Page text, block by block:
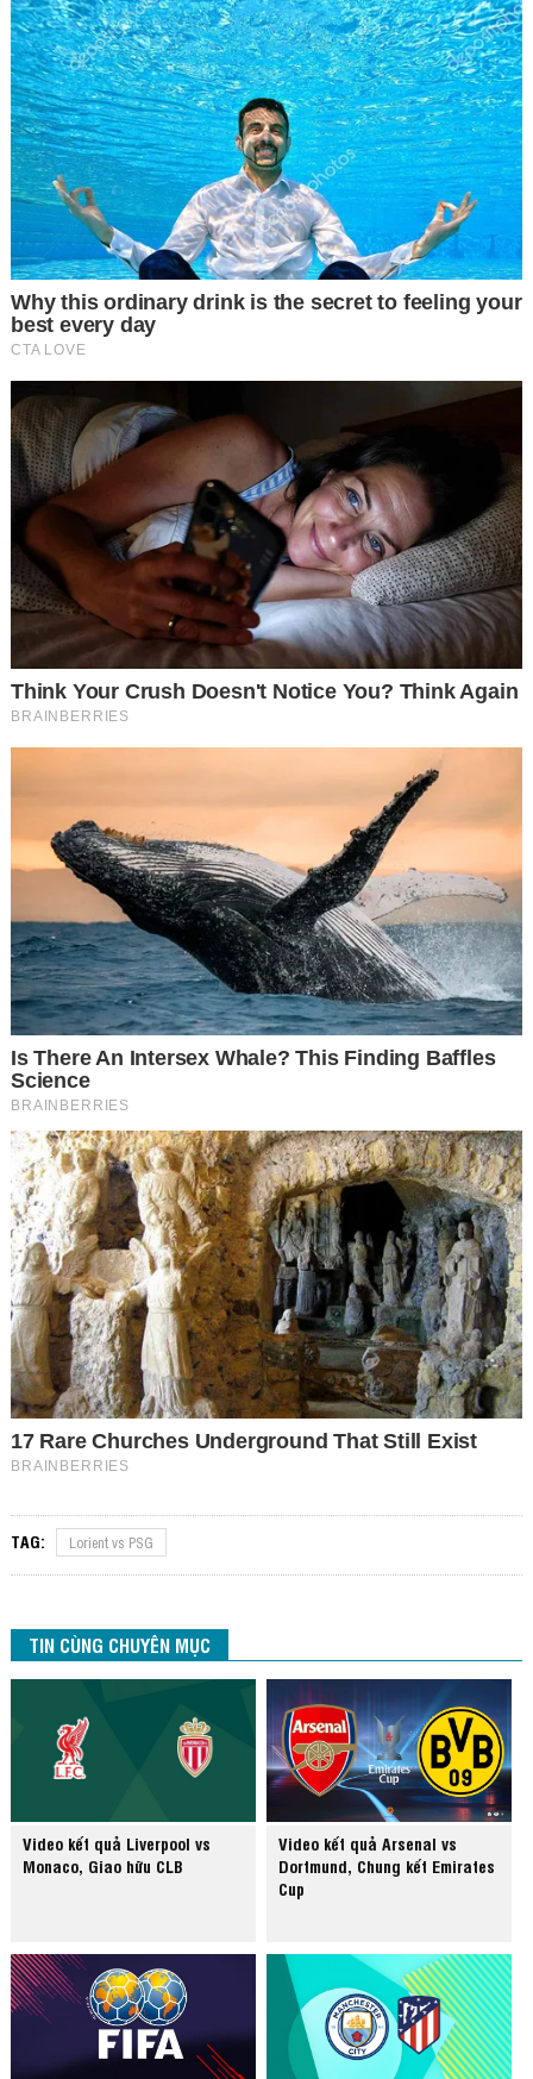
TAG: Lorient vs PSG
TIN CÙNG CHUYÊN MỤC
Video kết quả Liverpool vs
Monaco, Giao hữu CLB
Video kết quả Arsenal vs
Dortmund, Chung kết Emirates
Cup